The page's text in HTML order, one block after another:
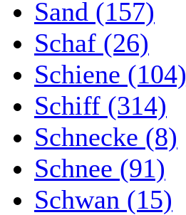
Sand (157)
Schaf (26)
Schiene (104)
Schiff (314)
Schnecke (8)
Schnee (91)
Schwan (15)